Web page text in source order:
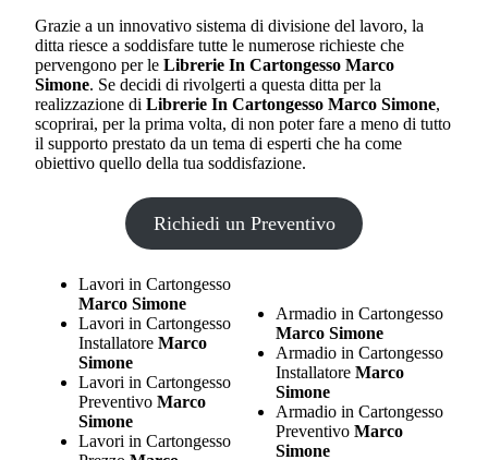
Grazie a un innovativo sistema di divisione del lavoro, la
ditta riesce a soddisfare tutte le numerose richieste che
pervengono per le Librerie In Cartongesso Marco
Simone. Se decidi di rivolgerti a questa ditta per la
realizzazione di Librerie In Cartongesso Marco Simone,
scoprirai, per la prima volta, di non poter fare a meno di tutto
il supporto prestato da un tema di esperti che ha come
obiettivo quello della tua soddisfazione.
Richiedi un Preventivo
Lavori in Cartongesso
Marco Simone
Lavori in Cartongesso
Installatore Marco
Simone
Lavori in Cartongesso
Preventivo Marco
Simone
Lavori in Cartongesso
Armadio in Cartongesso
Marco Simone
Armadio in Cartongesso
InstallatoreMarco
Simone
Armadio in Cartongesso
PreventivoMarco
Simone